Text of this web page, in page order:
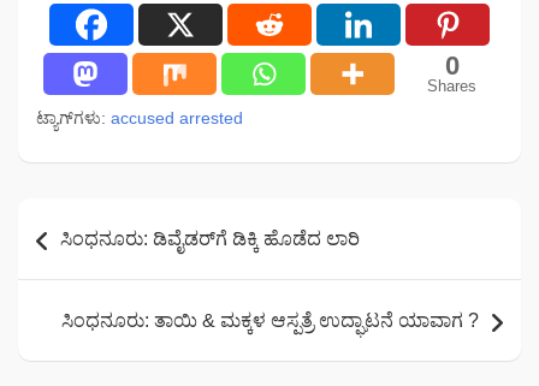
0
Shares
ಟ್ಯಾಗ್‌ಗಳು: accused arrested
navigation
ಸಿಂಧನೂರು: ಡಿವೈಡರ್‌ಗೆ ಡಿಕ್ಕಿ ಹೊಡೆದ ಲಾರಿ
ಸಿಂಧನೂರು: ತಾಯಿ & ಮಕ್ಕಳ ಆಸ್ಪತ್ರೆ ಉದ್ಘಾಟನೆ ಯಾವಾಗ ?